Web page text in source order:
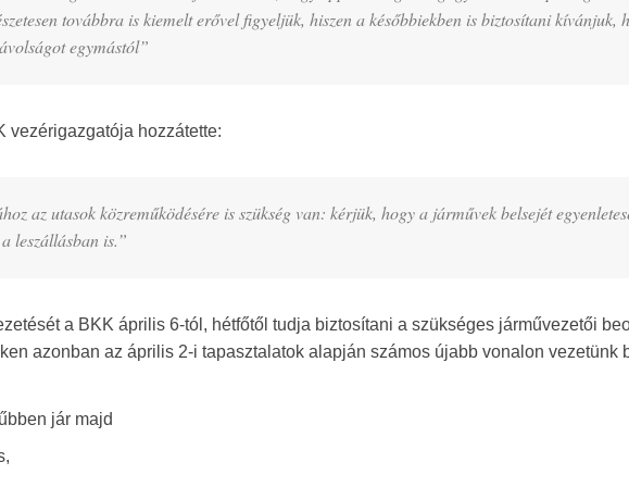
továbbra is kiemelt erővel figyeljük, hiszen a későbbiekben is biztosítani kívánjuk,
egymástól”
vezérigazgatója hozzátette:
az utasok közreműködésére is szükség van: kérjük, hogy a járművek belsejét
leszállásban is.”
a BKK április 6-tól, hétfőtől tudja biztosítani a szükséges járművezetői
azonban az április 2-i tapasztalatok alapján számos újabb vonalon vezetünk
jár majd